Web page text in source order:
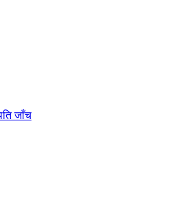
जाँच